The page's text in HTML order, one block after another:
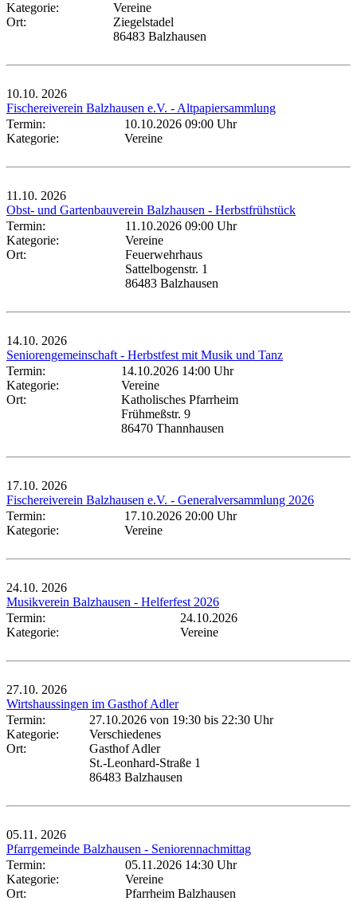
Kategorie:
Vereine
Ort:
Ziegelstadel
86483 Balzhausen
10.10. 2026
Fischereiverein Balzhausen e.V. - Altpapiersammlung
Termin:
10.10.2026 09:00 Uhr
Kategorie:
Vereine
11.10. 2026
Obst- und Gartenbauverein Balzhausen - Herbstfrühstück
Termin:
11.10.2026 09:00 Uhr
Kategorie:
Vereine
Ort:
Feuerwehrhaus
Sattelbogenstr. 1
86483 Balzhausen
14.10. 2026
Seniorengemeinschaft - Herbstfest mit Musik und Tanz
Termin:
14.10.2026 14:00 Uhr
Kategorie:
Vereine
Ort:
Katholisches Pfarrheim
Frühmeßstr. 9
86470 Thannhausen
17.10. 2026
Fischereiverein Balzhausen e.V. - Generalversammlung 2026
Termin:
17.10.2026 20:00 Uhr
Kategorie:
Vereine
24.10. 2026
Musikverein Balzhausen - Helferfest 2026
Termin:
24.10.2026
Kategorie:
Vereine
27.10. 2026
Wirtshaussingen im Gasthof Adler
Termin:
27.10.2026 von 19:30 bis 22:30 Uhr
Kategorie:
Verschiedenes
Ort:
Gasthof Adler
St.-Leonhard-Straße 1
86483 Balzhausen
05.11. 2026
Pfarrgemeinde Balzhausen - Seniorennachmittag
Termin:
05.11.2026 14:30 Uhr
Kategorie:
Vereine
Ort:
Pfarrheim Balzhausen